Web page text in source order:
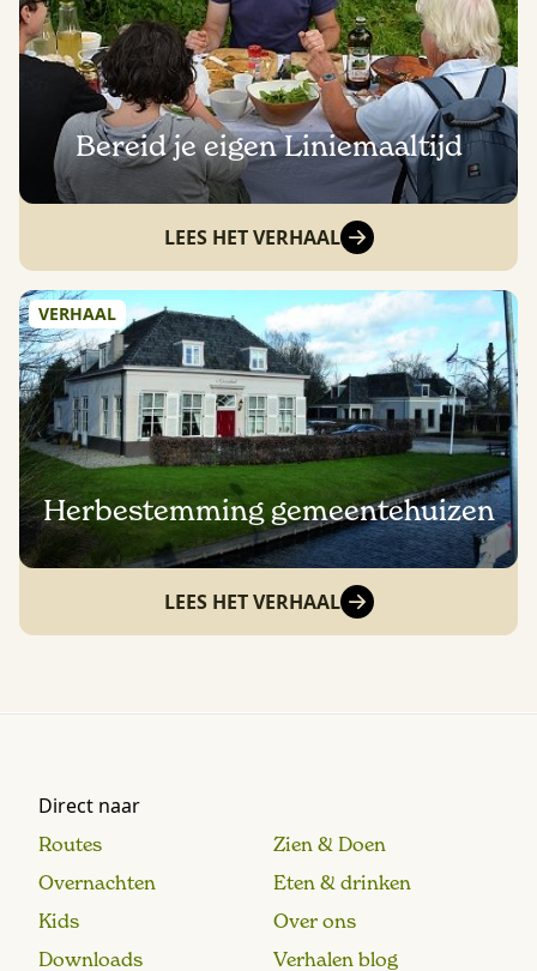
Bereid je eigen Liniemaaltijd
LEES HET VERHAAL
VERHAAL
Herbestemming gemeentehuizen
LEES HET VERHAAL
Direct naar
Routes
Zien & Doen
Overnachten
Eten & drinken
Kids
Over ons
Downloads
Verhalen blog